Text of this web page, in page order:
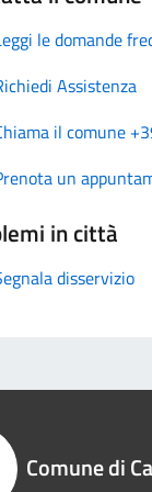
le domande
Assistenza
il comune
un
in città
disservizio
Comune di